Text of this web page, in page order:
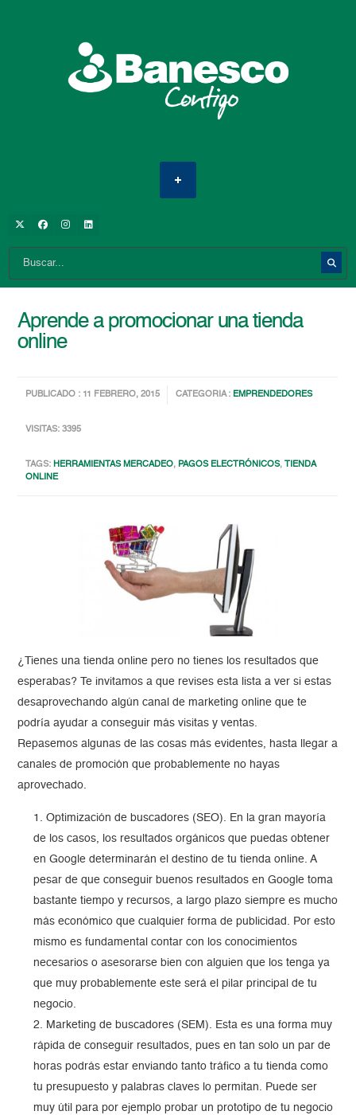
Aprende a promocionar una tienda
online
PUBLICADO : 11 FEBRERO, 2015 CATEGORIA : EMPRENDEDORES
VISITAS: 3395
TAGS:HERRAMIENTAS MERCADEO, PAGOS ELECTRÓNICOS, TIENDA
ONLINE
¿Tienes una tienda online pero no tienes los resultados que
esperabas? Te invitamos a que revises esta lista a ver si estas
desaprovechando algún canal de marketing online que te
podría ayudar a conseguir más visitas y ventas.
Repasemos algunas de las cosas más evidentes, hasta llegar a
canales de promoción que probablemente no hayas
aprovechado.
Optimización de buscadores (SEO). En la gran mayoría
de los casos, los resultados orgánicos que puedas obtener
en Google determinarán el destino de tu tienda online. A
pesar de que conseguir buenos resultados en Google toma
bastante tiempo y recursos, a largo plazo siempre es mucho
más económico que cualquier forma de publicidad. Por esto
mismo es fundamental contar con los conocimientos
necesarios o asesorarse bien con alguien que los tenga ya
que muy probablemente este será el pilar principal de tu
negocio.
Marketing de buscadores (SEM). Esta es una forma muy
rápida de conseguir resultados, pues en tan solo un par de
horas podrás estar enviando tanto tráfico a tu tienda como
tu presupuesto y palabras claves lo permitan. Puede ser
muy útil para por ejemplo probar un prototipo de tu negocio